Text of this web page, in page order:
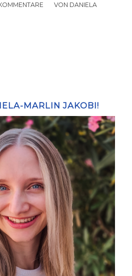
/ VON DANIELA
MARLIN JAKOBI!